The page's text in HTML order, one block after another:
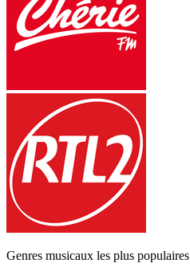
Genres musicaux les plus populaires